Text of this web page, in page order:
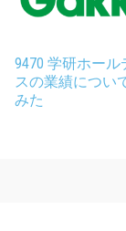
9470 学研ホー
スの業績につい
みた